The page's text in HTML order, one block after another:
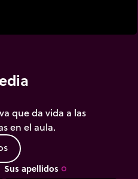
que da vida a las
en el aula.
s
Sus apellidos trip_origin